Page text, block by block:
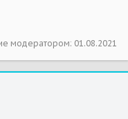
модератором: 01.08.2021